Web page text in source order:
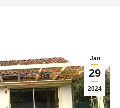
Jan
29
2024